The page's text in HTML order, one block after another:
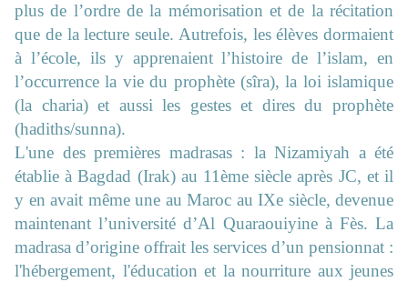
plus de l’ordre de la mémorisation et de la récitation
que de la lecture seule. Autrefois, les élèves dormaient
à l’école, ils y apprenaient l’histoire de l’islam, en
l’occurrence la vie du prophète (sîra), la loi islamique
(la charia) et aussi les gestes et dires du prophète
(hadiths/sunna).
L'une des premières madrasas : la Nizamiyah a été
établie à Bagdad (Irak) au 11ème siècle après JC, et il
y en avait même une au Maroc au IXe siècle, devenue
maintenant l’université d’Al Quaraouiyine à Fès. La
madrasa d’origine offrait les services d’un pensionnat :
l'hébergement, l'éducation et la nourriture aux jeunes